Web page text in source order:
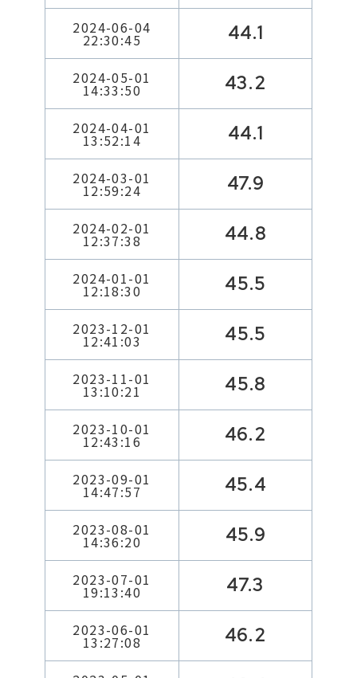
2024-06-04
22:30:45 44.1
2024-05-01
14:33:50 43.2
2024-04-01
13:52:14 44.1
2024-03-01
12:59:24 47.9
2024-02-01
12:37:38 44.8
2024-01-01
12:18:30 45.5
2023-12-01
12:41:03 45.5
2023-11-01
13:10:21 45.8
2023-10-01
12:43:16 46.2
2023-09-01
14:47:57 45.4
2023-08-01
14:36:20 45.9
2023-07-01
19:13:40 47.3
2023-06-01
13:27:08 46.2